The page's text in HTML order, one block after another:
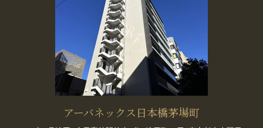
アーバネックス日本橋茅場町